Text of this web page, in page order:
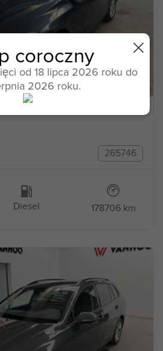
265746
Diesel 178706 km
coroczny
od 18 lipca 2026 roku do
2026 roku.